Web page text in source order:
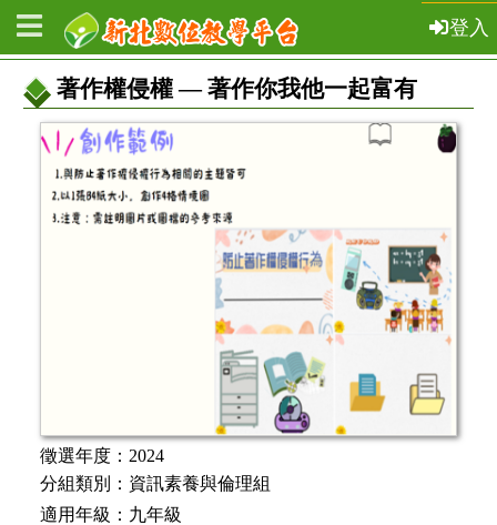
登入
著作權侵權 — 著作你我他一起富有
教
基
徵選年度： 2024
分組類別： 資訊素養與倫理組
適用年級： 九年級